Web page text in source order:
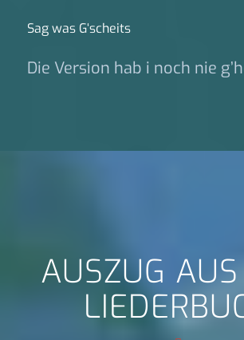
Sag was G‘scheits
Die Version hab i noch nie
AUSZUG